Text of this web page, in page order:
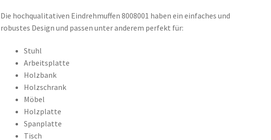
Die hochqualitativen Eindrehmuffen 8008001 haben ein einfaches und
robustes Design und passen unter anderem perfekt für:
Stuhl
Arbeitsplatte
Holzbank
Holzschrank
Möbel
Holzplatte
Spanplatte
Tisch